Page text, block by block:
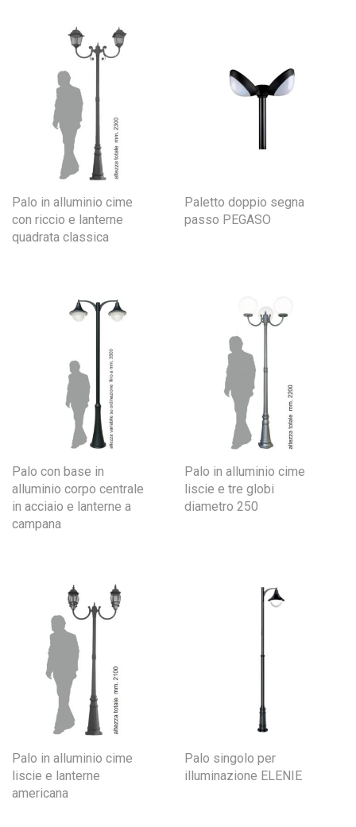
Palo in alluminio cime
con riccio e lanterne
quadrata classica
Paletto doppio segna
passo PEGASO
Palo con base in
alluminio corpo centrale
in acciaio e lanterne a
campana
Palo in alluminio cime
liscie e tre globi
diametro 250
Palo in alluminio cime
liscie e lanterne
americana
Palo singolo per
illuminazione ELENIE